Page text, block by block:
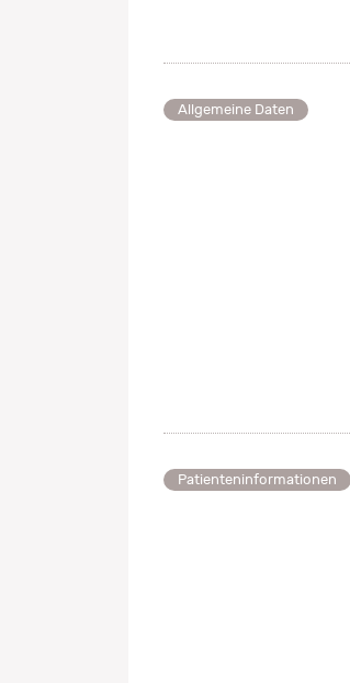
Allgemeine Daten
Patienteninformationen